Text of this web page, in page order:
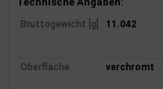
Produktinformationen
Bruttogewicht [g] 11.042
Oberfläche
verchromt